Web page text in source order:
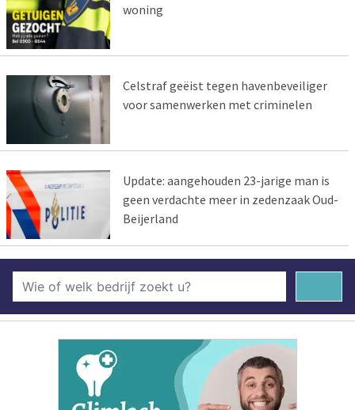
woning
Celstraf geëist tegen havenbeveiliger
voor samenwerken met criminelen
Update: aangehouden 23-jarige man is
geen verdachte meer in zedenzaak Oud-
Beijerland